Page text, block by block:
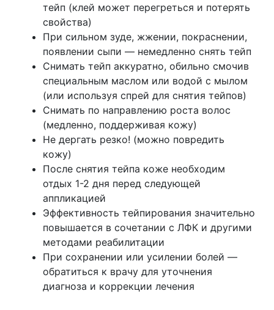
тейп (клей может перегреться и потерять
свойства)
При сильном зуде, жжении, покраснении,
появлении сыпи — немедленно снять тейп
Снимать тейп аккуратно, обильно смочив
специальным маслом или водой с мылом
(или используя спрей для снятия тейпов)
Снимать по направлению роста волос
(медленно, поддерживая кожу)
Не дергать резко! (можно повредить
кожу)
После снятия тейпа коже необходим
отдых 1-2 дня перед следующей
аппликацией
Эффективность тейпирования значительно
повышается в сочетании с ЛФК и другими
методами реабилитации
При сохранении или усилении болей —
обратиться к врачу для уточнения
диагноза и коррекции лечения